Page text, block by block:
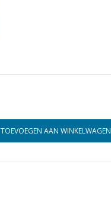
TOEVOEGEN AAN WINKELWAGEN